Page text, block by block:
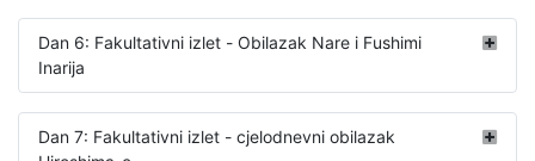
Dan 6: Fakultativni izlet - Obilazak Nare i Fushimi
Inarija
Dan 7: Fakultativni izlet - cjelodnevni obilazak